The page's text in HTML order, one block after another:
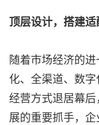
顶层设计，搭建
随着市场经济的
化、全渠道、数
经营方式退居幕
展的重要抓手，